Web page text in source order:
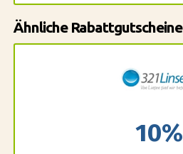
Ähnliche Rabattgutscheine
10%